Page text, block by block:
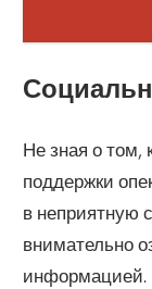
Не зная о том,
поддержки
в неприятную
внимательно
информацией.